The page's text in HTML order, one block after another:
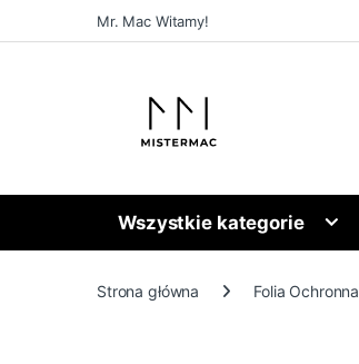
Skip to navigation
Skip to contentMr. Mac Witamy!
Wszystkie kategorie
Strona główna Folia Ochronna